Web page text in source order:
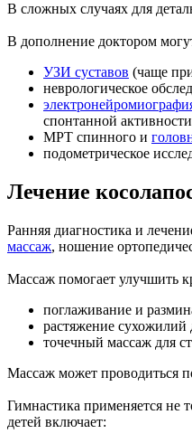
В сложных случаях для
В дополнение доктором
УЗИ суставов (чаще
неврологическое
спонтанной
МРТ спинного и
подометрическое
Лечение
Ранняя диагностика и
массаж, ношение
Массаж помогает улучшить
поглаживание и
растяжение сухожилий
точечный массаж для
Массаж может проводиться
Гимнастика применяется не
детей включает: